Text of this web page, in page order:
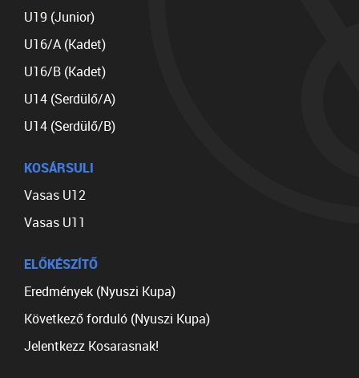
U19 (Junior)
U16/A (Kadet)
U16/B (Kadet)
U14 (Serdülő/A)
U14 (Serdülő/B)
KOSÁRSULI
Vasas U12
Vasas U11
ELŐKÉSZÍTŐ
Eredmények (Nyuszi Kupa)
Következő forduló (Nyuszi Kupa)
Jelentkezz Kosarasnak!